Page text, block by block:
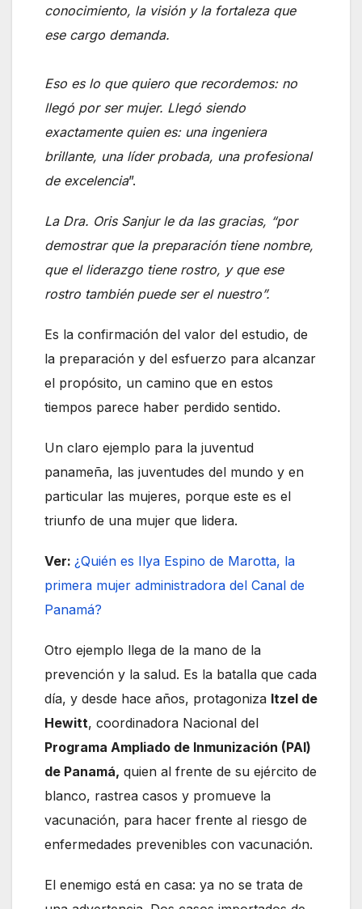
conocimiento, la visión y la fortaleza que
ese cargo demanda.
Eso es lo que quiero que recordemos: no
llegó por ser mujer. Llegó siendo
exactamente quien es: una ingeniera
brillante, una líder probada, una profesional
de excelencia”.
La Dra. Oris Sanjur le da las gracias, “por
demostrar que la preparación tiene nombre,
que el liderazgo tiene rostro, y que ese
rostro también puede ser el nuestro”.
Es la confirmación del valor del estudio, de
la preparación y del esfuerzo para alcanzar
el propósito, un camino que en estos
tiempos parece haber perdido sentido.
Un claro ejemplo para la juventud
panameña, las juventudes del mundo y en
particular las mujeres, porque este es el
triunfo de una mujer que lidera.
Ver: ¿Quién es Ilya Espino de Marotta, la
primera mujer administradora del Canal de
Panamá?
Otro ejemplo llega de la mano de la
prevención y la salud. Es la batalla que cada
día, y desde hace años, protagoniza Itzel de
Hewitt, coordinadora Nacional del
Programa Ampliado de Inmunización (PAI)
de Panamá, quien al frente de su ejército de
blanco, rastrea casos y promueve la
vacunación, para hacer frente al riesgo de
enfermedades prevenibles con vacunación.
El enemigo está en casa: ya no se trata de